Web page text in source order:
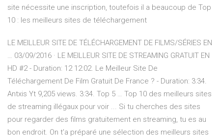
site nécessite une inscription, toutefois il a beaucoup de Top
10 : les meilleurs sites de téléchargement
LE MEILLEUR SITE DE TÉLÉCHARGEMENT DE FILMS/SÉRIES EN
… 03/09/2016 · LE MEILLEUR SITE DE STREAMING GRATUIT EN
HD #2 - Duration: 12 12:02. Le Meilleur Site De
Téléchargement De Film Gratuit De France ? - Duration: 3:34.
Antxis Yt 9,205 views. 3:34. Top 5 … Top 10 des meilleurs sites
de streaming illégaux pour voir ... Si tu cherches des sites
pour regarder des films gratuitement en streaming, tu es au
bon endroit. On t'a préparé une sélection des meilleurs sites